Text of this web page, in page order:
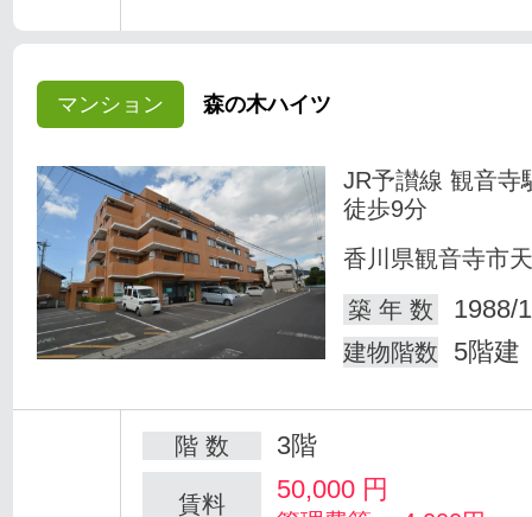
マンション 森の木ハイツ
JR予讃線 観音寺
徒歩9分
香川県観音寺市
築 年 数
1988/
建物階数 5階建
階 数 3階
賃料 50,000 円